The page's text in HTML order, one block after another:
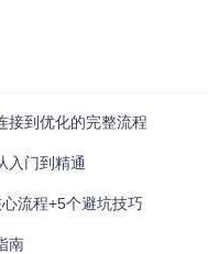
应超过±0.1V）
电正常，闪烁表示数据传输）
接到优化的完整流程
入门到精通
流程+5个避坑技巧
南